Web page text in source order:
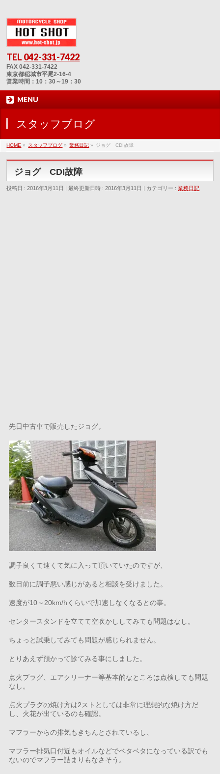
TEL 042-331-7422
FAX 042-331-7422
東京都稲城市平尾2-16-4
営業時間：10：30～19：30
MENU
スタッフブログ
HOME » スタッフブログ » 業務日記 » ジョグ CDI故障
ジョグ CDI故障
投稿日 : 2016年3月11日 最終更新日時 : 2016年3月11日 カテゴリー :業務日記
先日中古車で販売したジョグ。
調子良くて速くて気に入って頂いていたのですが、
数日前に調子悪い感じがあると相談を受けました。
速度が10～20km/hくらいで加速しなくなるとの事。
センタースタンドを立てて空吹かししてみても問題はなし。
ちょっと試乗してみても問題が感じられません。
とりあえず預かって診てみる事にしました。
点火プラグ、エアクリーナー等基本的なところは点検しても問題
なし。
点火プラグの焼け方は2ストとしては非常に理想的な焼け方だ
し、火花が出ているのも確認。
マフラーからの排気もきちんとされているし、
マフラー排気口付近もオイルなどでベタベタになっている訳でも
ないのでマフラー詰まりもなさそう。